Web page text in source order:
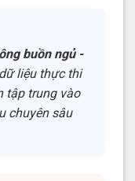
buồn ngủ -
liệu thực thi
tập trung vào
chuyên sâu